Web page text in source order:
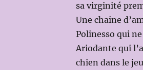
sa virginité
Une chaine
Polinesso qui
Ariodante qui
chien dans le